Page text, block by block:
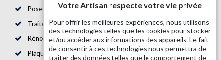
Pose de parquet 87
Traitement de toiture 87
Rénovation de maison 87
Plaquiste 87
Votre Artisan respecte votre vie privée
Pour offrir les meilleures expériences, nous utilisons
des technologies telles que les cookies pour stocker
et/ou accéder aux informations des appareils. Le fait
de consentir à ces technologies nous permettra de
traiter des données telles que le comportement de